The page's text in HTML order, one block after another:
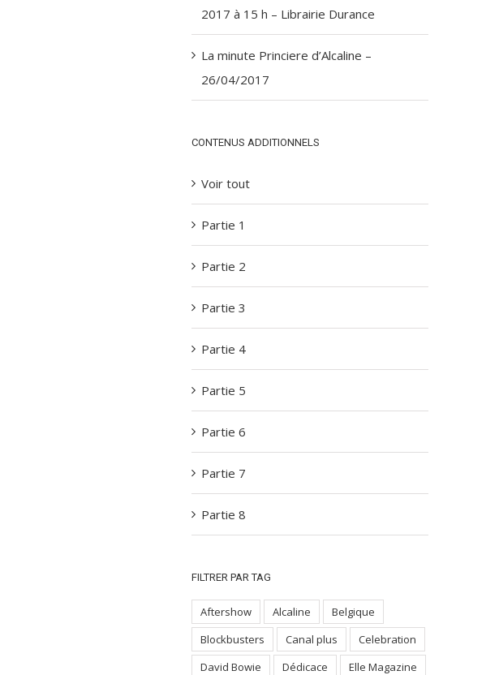
2017 à 15 h – Librairie Durance
La minute Princiere d’Alcaline –
26/04/2017
CONTENUS ADDITIONNELS
Voir tout
Partie 1
Partie 2
Partie 3
Partie 4
Partie 5
Partie 6
Partie 7
Partie 8
FILTRER PAR TAG
Aftershow Alcaline
Belgique
Blockbusters
Canal plus
Celebration
David Bowie
Dédicace
Elle Magazine